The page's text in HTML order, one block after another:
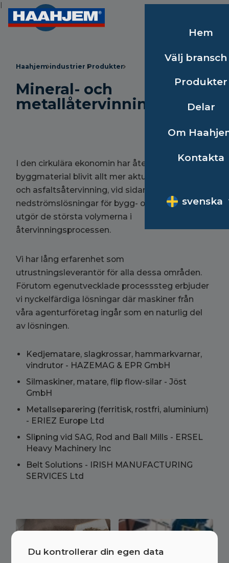
Hem
Välj bransch
Produkter
Delar
Om
Kontakta
svenska
Haahjem industrier Produkter
Mineral- och
metallåtervinning
I den cirkulära ekonomin har återvinning av
byggmaterial blivit allt mer aktuellt. Betong-
och asfaltsåtervinning, vid sidan av
nedströmslösningar för bygg- och rivningsavfall,
utgör de största volymerna i
återvinningsprocessen.
Vi har lång erfarenhet som
utrustningsleverantör för alla dessa områden.
Förutom egenutvecklade processsteg erbjuder
vi nyckelfärdiga lösningar där maskiner från
våra agenturföretag ingår som en naturlig del
av lösningen.
Kedjematare, slagkrossar, hammarkvarnar,
vindrutor - HAZEMAG & EPR GmbH
Silmaskiner, matare, flip flow-silar - Jöst
GmbH
Metallseparering (ferritisk, rostfri, aluminium)
- ERIEZ Europe Ltd
Slipning vid SAG, Rod and Ball Mills - ERSEL
Heavy Machinery Inc
Belt Solutions - IRISH MANUFACTURING
SERVICES Ltd
Du kontrollerar din egen data
I